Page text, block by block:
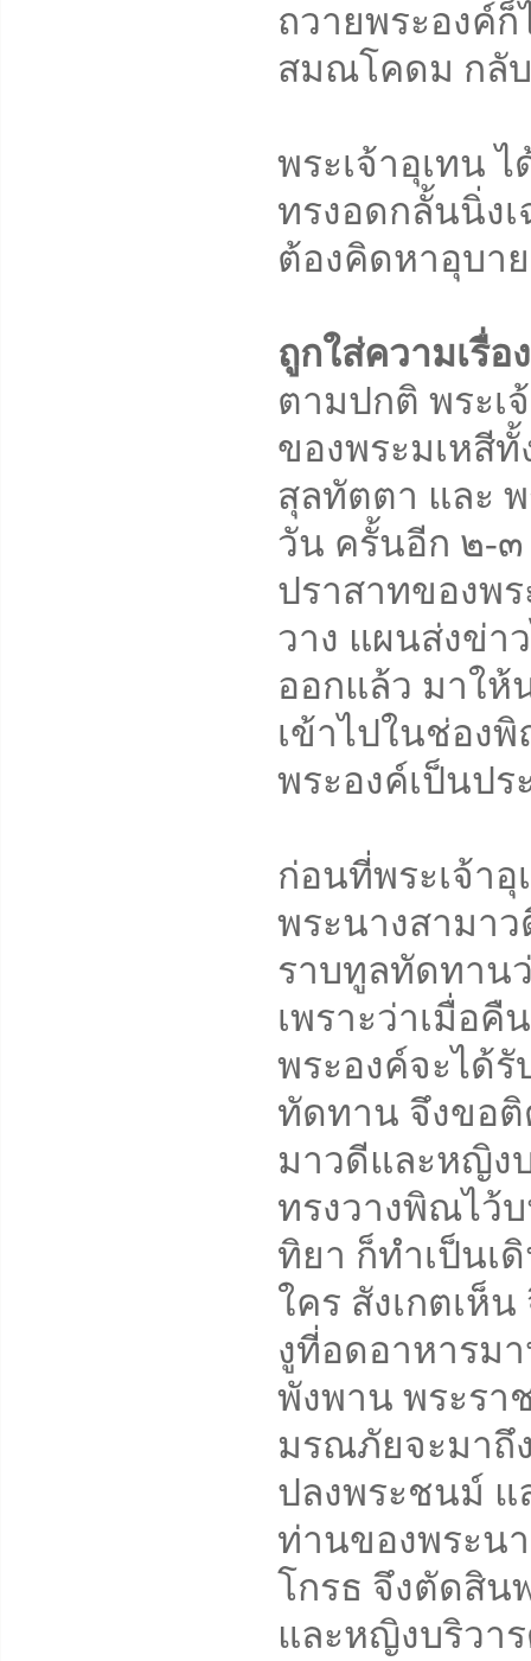
ถวายพระองค์
สมณโคดม กลั
พระเจ้าอุเทน
ทรงอดกลั้นนิ่ง
ต้องคิดหาอุบา
ถูกใส่ความเรื่อ
ตามปกติ พระเ
ของพระมเหสี
สุลทัตตา และ
วัน ครั้นอีก ๒-๓
ปราสาทของพ
วาง แผนส่งข่า
ออกแล้ว มาให้
เข้าไปในช่อง
พระองค์เป็นป
ก่อนที่พระเจ้าอุ
พระนางสามา
ราบทูลทัดทาน
เพราะว่าเมื่อ
พระองค์จะได้รั
ทัดทาน จึงขอ
มาวดีและหญิง
ทรงวางพิณไว้
ทิยา ก็ทำเป็นเ
ใคร สังเกตเห็
งูที่อดอาหารม
พังพาน พระรา
มรณภัยจะมาถึ
ปลงพระชนม์ แ
ท่านของพระน
โกรธ จึงตัดสิน
และหญิงบริวา